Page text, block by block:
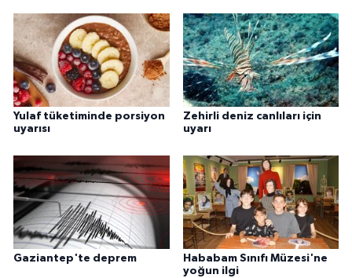
Yulaf tüketiminde porsiyon
uyarısı
Zehirli deniz canlıları için
uyarı
Gaziantep'te deprem
Hababam Sınıfı Müzesi'ne
yoğun ilgi